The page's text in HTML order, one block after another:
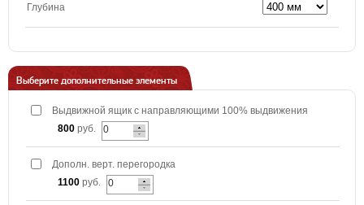
Глубина
Выберите дополнительные элементы
Выдвижной ящик с направляющими 100% выдвижения
800 руб.
Дополн. верт. перегородка
1100 руб.